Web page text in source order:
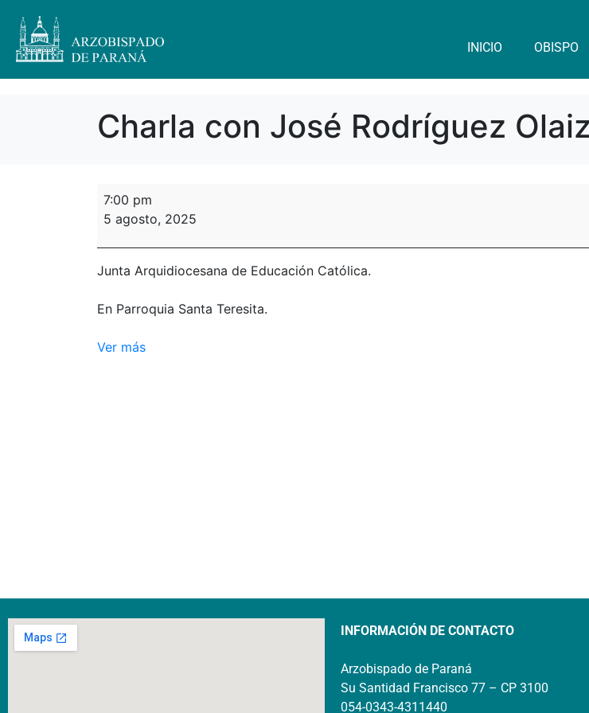
INICIO OBISPO
Charla con José Rodríguez
7:00 pm
5 agosto, 2025
Junta Arquidiocesana de Educación Católica.
En Parroquia Santa Teresita.
Ver más
INFORMACIÓN DE CONTACTO
Arzobispado de Paraná
Su Santidad Francisco 77 – CP 3100
054-0343-4311440